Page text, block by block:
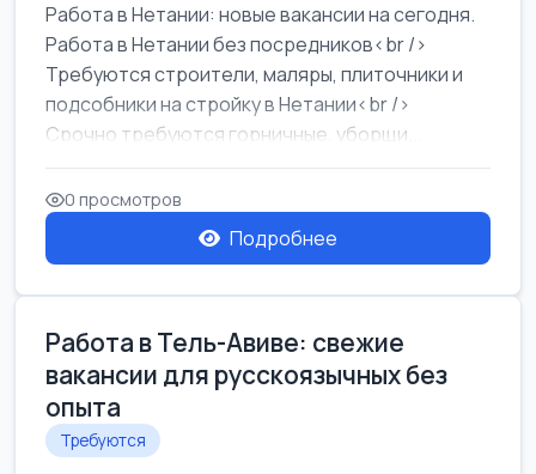
Работа в Нетании: новые вакансии на сегодня.
Работа в Нетании без посредников<br />
Требуются строители, маляры, плиточники и
подсобники на стройку в Нетании<br />
Срочно требуются горничные, уборщи...
0 просмотров
Подробнее
Работа в Тель-Авиве: свежие
вакансии для русскоязычных без
опыта
Требуются